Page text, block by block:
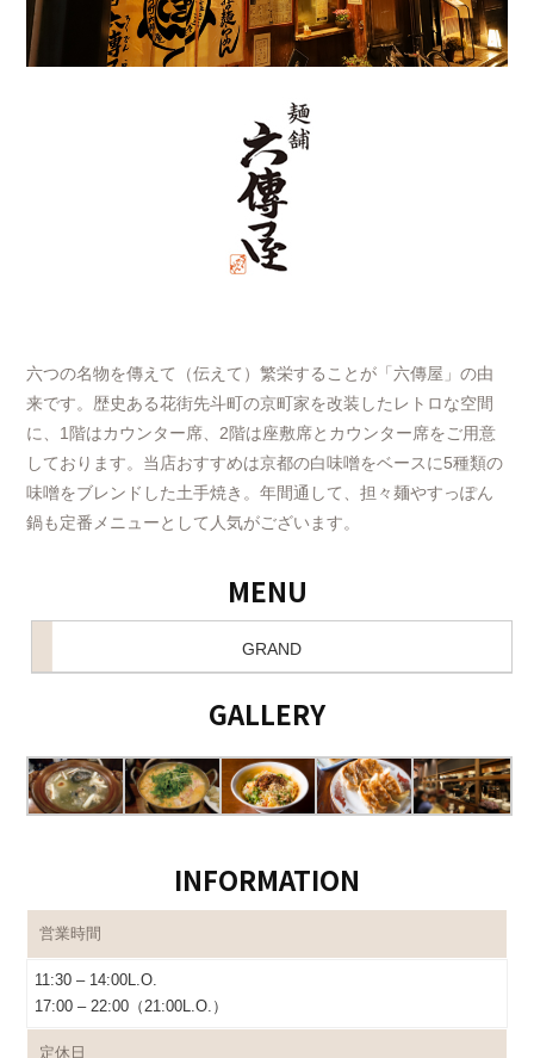
六つの名物を傳えて（伝えて）繁栄することが「六傳屋」の由
来です。歴史ある花街先斗町の京町家を改装したレトロな空間
に、1階はカウンター席、2階は座敷席とカウンター席をご用意
しております。当店おすすめは京都の白味噌をベースに5種類の
味噌をブレンドした土手焼き。年間通して、担々麺やすっぽん
鍋も定番メニューとして人気がございます。
MENU
GRAND
GALLERY
INFORMATION
営業時間
11:30 – 14:00L.O.
17:00 – 22:00（21:00L.O.）
定休日